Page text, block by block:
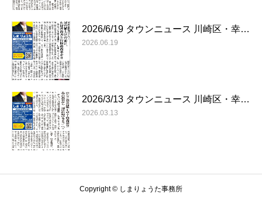
2026/6/19 タウンニュース 川崎区・幸…
2026.06.19
2026/3/13 タウンニュース 川崎区・幸…
2026.03.13
Copyright © しまりょうた事務所